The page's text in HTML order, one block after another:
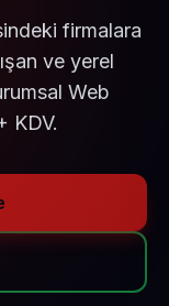
firmalara
ve yerel
Web
KDV.